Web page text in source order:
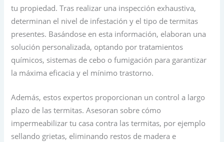
tu propiedad. Tras realizar una inspección exhaustiva,
determinan el nivel de infestación y el tipo de termitas
presentes. Basándose en esta información, elaboran una
solución personalizada, optando por tratamientos
químicos, sistemas de cebo o fumigación para garantizar
la máxima eficacia y el mínimo trastorno.
Además, estos expertos proporcionan un control a largo
plazo de las termitas. Asesoran sobre cómo
impermeabilizar tu casa contra las termitas, por ejemplo
sellando grietas, eliminando restos de madera e